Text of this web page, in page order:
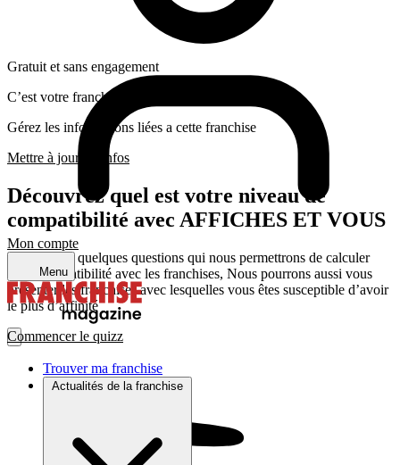
Mon compte
Menu
Trouver ma franchise
Actualités de la franchise
Gratuit et sans engagement
C’est votre franchise ?
Gérez les informations liées a cette franchise
Mettre à jour les infos
Découvrez quel est votre niveau de
compatibilité avec AFFICHES ET VOUS
Répondez a quelques questions qui nous permettrons de calculer
votre compatibilité avec les franchises, Nous pourrons aussi vous
présenter les franchises avec lesquelles vous êtes susceptible d’avoir
le plus d’affinité
Commencer le quizz